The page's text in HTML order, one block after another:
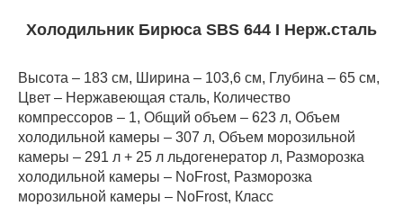
Холодильник Бирюса SBS 644 I Нерж.сталь
Высота – 183 см, Ширина – 103,6 см, Глубина – 65 см,
Цвет – Нержавеющая сталь, Количество
компрессоров – 1, Общий объем – 623 л, Объем
холодильной камеры – 307 л, Объем морозильной
камеры – 291 л + 25 л льдогенератор л, Разморозка
холодильной камеры – NoFrost, Разморозка
морозильной камеры – NoFrost, Класс